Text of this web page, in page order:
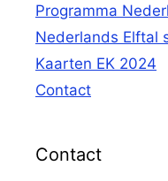
Programma
Nederlands Elftal
Kaarten EK 2024
Contact
Contact